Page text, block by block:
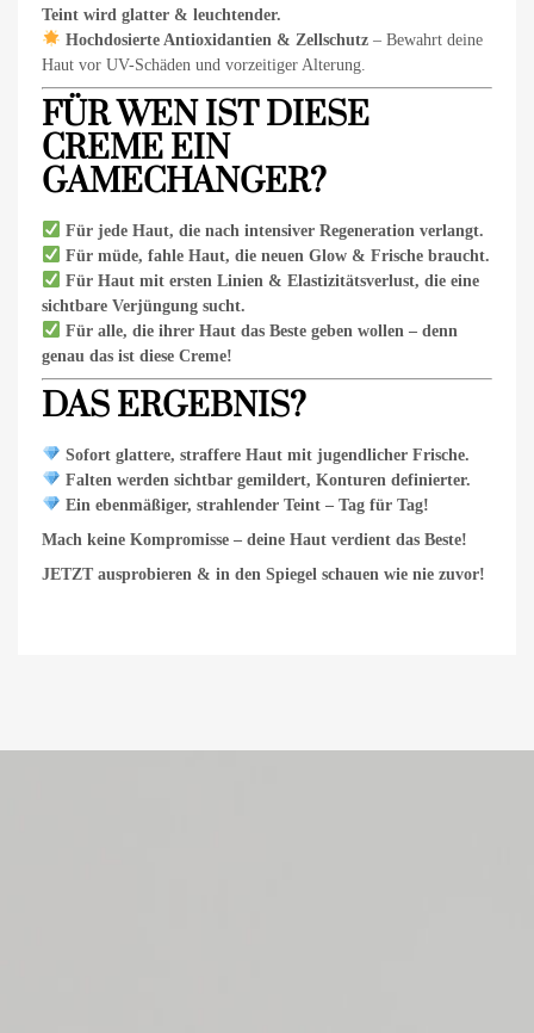
Teint wird glatter & leuchtender.
Hochdosierte Antioxidantien & Zellschutz– Bewahrt deine
Haut vor UV-Schäden und vorzeitiger Alterung.
FÜR WEN IST DIESE
CREME EIN
GAMECHANGER?
Für jede Haut, die nach intensiver Regeneration verlangt.
Für müde, fahle Haut, die neuen Glow & Frische braucht.
Für Haut mit ersten Linien & Elastizitätsverlust, die eine
sichtbare Verjüngung sucht.
Für alle, die ihrer Haut das Beste geben wollen – denn
genau das ist diese Creme!
DAS ERGEBNIS?
Sofort glattere, straffere Haut mit jugendlicher Frische.
Falten werden sichtbar gemildert, Konturen definierter.
Ein ebenmäßiger, strahlender Teint – Tag für Tag!
Mach keine Kompromisse – deine Haut verdient das Beste!
JETZT ausprobieren & in den Spiegel schauen wie nie zuvor!